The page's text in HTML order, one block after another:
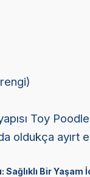
Toy
oldukça ayırt
Sağlıklı Bir Yaşam